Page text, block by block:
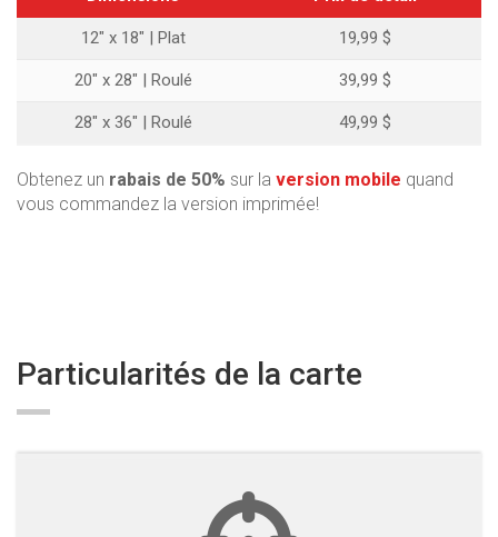
12" x 18" | Plat 19,99 $
20" x 28" | Roulé 39,99 $
28" x 36" | Roulé 49,99 $
Obtenez un rabais de 50% sur la version mobile quand
vous commandez la version imprimée!
Particularités de la carte